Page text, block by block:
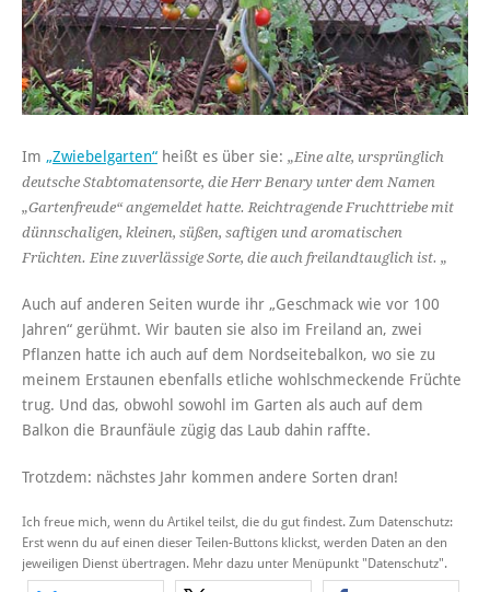
Im „Zwiebelgarten“ heißt es über sie: „Eine alte, ursprünglich
deutsche Stabtomatensorte, die Herr Benary unter dem Namen
„Gartenfreude“ angemeldet hatte. Reichtragende Fruchttriebe mit
dünnschaligen, kleinen, süßen, saftigen und aromatischen
Früchten. Eine zuverlässige Sorte, die auch freilandtauglich ist. „
Auch auf anderen Seiten wurde ihr „Geschmack wie vor 100
Jahren“ gerühmt. Wir bauten sie also im Freiland an, zwei
Pflanzen hatte ich auch auf dem Nordseitebalkon, wo sie zu
meinem Erstaunen ebenfalls etliche wohlschmeckende Früchte
trug. Und das, obwohl sowohl im Garten als auch auf dem
Balkon die Braunfäule zügig das Laub dahin raffte.
Trotzdem: nächstes Jahr kommen andere Sorten dran!
Ich freue mich, wenn du Artikel teilst, die du gut findest. Zum Datenschutz:
Erst wenn du auf einen dieser Teilen-Buttons klickst, werden Daten an den
jeweiligen Dienst übertragen. Mehr dazu unter Menüpunkt "Datenschutz".